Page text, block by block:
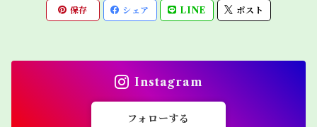
保存 シェア LINE ポスト
Instagram
フォローする